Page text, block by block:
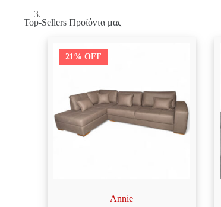
Top-Sellers Προϊόντα μας
21% OFF
Annie